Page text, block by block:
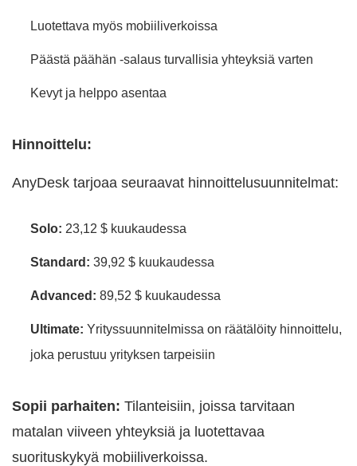
Luotettava myös mobiiliverkoissa
Päästä päähän -salaus turvallisia yhteyksiä varten
Kevyt ja helppo asentaa
Hinnoittelu:
AnyDesk tarjoaa seuraavat hinnoittelusuunnitelmat:
Solo: 23,12 $ kuukaudessa
Standard: 39,92 $ kuukaudessa
Advanced: 89,52 $ kuukaudessa
Ultimate: Yrityssuunnitelmissa on räätälöity hinnoittelu,
joka perustuu yrityksen tarpeisiin
Sopii parhaiten: Tilanteisiin, joissa tarvitaan
matalan viiveen yhteyksiä ja luotettavaa
suorituskykyä mobiiliverkoissa.